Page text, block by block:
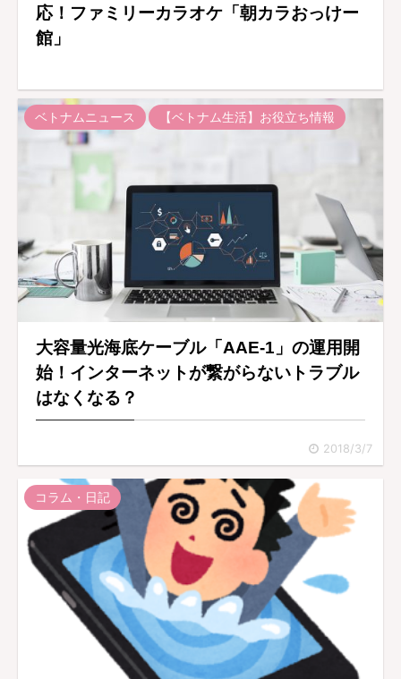
応！ファミリーカラオケ「朝カラおっけー
館」
ベトナムニュース 【ベトナム生活】お役立ち情報
大容量光海底ケーブル「AAE-1」の運用開
始！インターネットが繋がらないトラブル
はなくなる？
2018/3/7
コラム・日記